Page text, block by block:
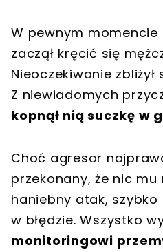
W pewnym momencie
zaczął kręcić się
Nieoczekiwanie
Z niewiadomych
kopnął nią suczkę w
Choć agresor
przekonany, że nic
haniebny atak, szybko
w błędzie. Wszystko
monitoringowi